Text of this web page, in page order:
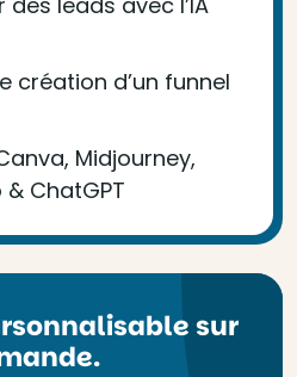
création d’un funnel
Midjourney,
ChatGPT
sur